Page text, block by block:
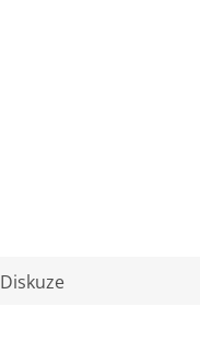
Diskuze